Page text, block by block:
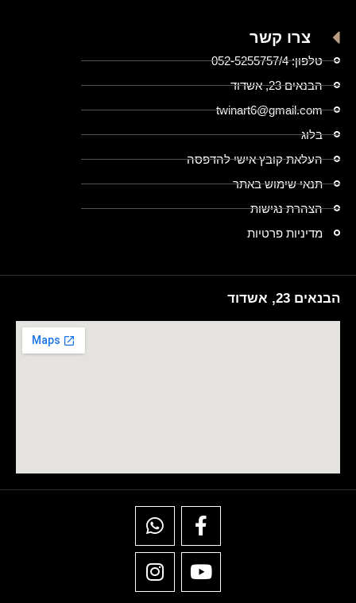
צרו קשר
טלפון: 052-5255757/4
הבנאים 23, אשדוד
twinart6@gmail.com
בלוג
העלאת קובץ אישי להדפסה
תנאי שימוש באתר
הצהרת נגישות
מדיניות פרטיות
הבנאים 23, אשדוד